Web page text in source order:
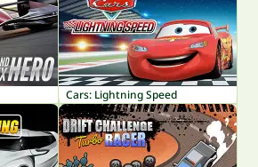
Cars: Lightning Speed